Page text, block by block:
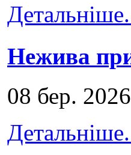
Нежива
08 бер.